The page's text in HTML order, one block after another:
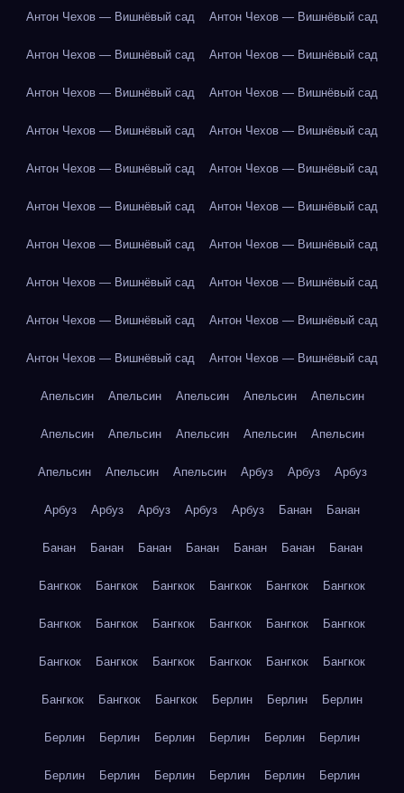
Антон Чехов — Вишнёвый сад Антон Чехов — Вишнёвый сад
Антон Чехов — Вишнёвый сад Антон Чехов — Вишнёвый сад
Антон Чехов — Вишнёвый сад Антон Чехов — Вишнёвый сад
Антон Чехов — Вишнёвый сад Антон Чехов — Вишнёвый сад
Антон Чехов — Вишнёвый сад Антон Чехов — Вишнёвый сад
Антон Чехов — Вишнёвый сад Антон Чехов — Вишнёвый сад
Антон Чехов — Вишнёвый сад Антон Чехов — Вишнёвый сад
Антон Чехов — Вишнёвый сад Антон Чехов — Вишнёвый сад
Антон Чехов — Вишнёвый сад Антон Чехов — Вишнёвый сад
Антон Чехов — Вишнёвый сад Антон Чехов — Вишнёвый сад
Апельсин Апельсин Апельсин Апельсин Апельсин
Апельсин Апельсин Апельсин Апельсин Апельсин
Апельсин Апельсин Апельсин Арбуз Арбуз Арбуз
Арбуз Арбуз Арбуз Арбуз Арбуз Банан Банан
Банан Банан Банан Банан Банан Банан Банан
Бангкок Бангкок Бангкок Бангкок Бангкок Бангкок
Бангкок Бангкок Бангкок Бангкок Бангкок Бангкок
Бангкок Бангкок Бангкок Бангкок Бангкок Бангкок
Бангкок Бангкок Бангкок Берлин Берлин Берлин
Берлин Берлин Берлин Берлин Берлин Берлин
Берлин Берлин Берлин Берлин Берлин Берлин